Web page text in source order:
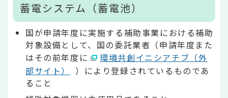
蓄電システム（蓄電池）
国が申請年度に実施する補助事業における補助
対象設備として、国の委託業者（申請年度また
はその前年度に
環境共創イニシアチブ（外
部サイト）
）により登録されているものであ
ること